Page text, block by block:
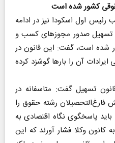
کشور شده است
رئیس اول اسکودا نیز در ادامه
تسهیل صدور مجوزهای کسب و
شده است، گفت: این قانون در
آن را بارها گوشزد کرده
تسهیل گفت: متاسفانه در
فارغ‌التحصیلان رشته حقوق را
پاسخگوی نگاه اقتصادی به
کانون وکلا فشار آورند که این